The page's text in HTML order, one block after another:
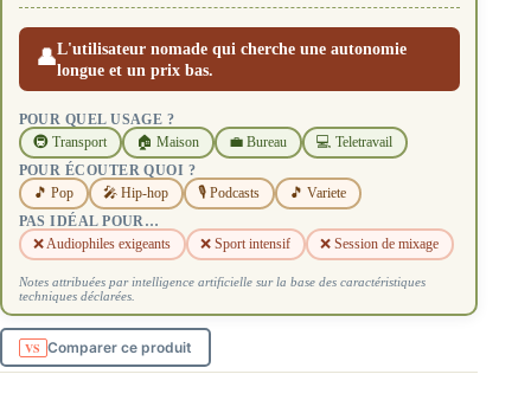
👤L'utilisateur nomade qui cherche une autonomie
longue et un prix bas.
POUR QUEL USAGE ?
🚇 Transport 🏠 Maison 💼 Bureau 💻 Teletravail
POUR ÉCOUTER QUOI ?
🎵 Pop 🎤 Hip-hop 🎙️ Podcasts 🎵 Variete
PAS IDÉAL POUR…
❌ Audiophiles exigeants ❌ Sport intensif ❌ Session de mixage
Notes attribuées par intelligence artificielle sur la base des caractéristiques
techniques déclarées.
Comparer ce produit